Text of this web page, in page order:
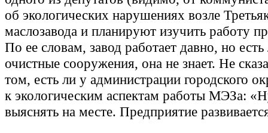
об экологических нарушениях возле
маслозавода и планируют изучить работу
По ее словам, завод работает давно, но есть
очистные сооружения, она не знает. Не
том, есть ли у администрации городского
к экологическим аспектам работы МЭЗа:
выяснять на месте. Предприятие